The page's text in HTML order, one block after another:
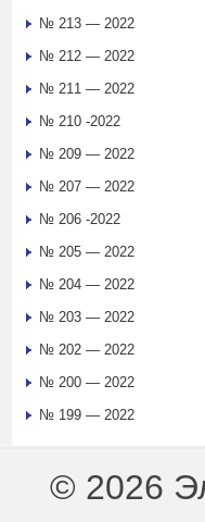
№ 213 — 2022
№ 212 — 2022
№ 211 — 2022
№ 210 -2022
№ 209 — 2022
№ 207 — 2022
№ 206 -2022
№ 205 — 2022
№ 204 — 2022
№ 203 — 2022
№ 202 — 2022
№ 200 — 2022
№ 199 — 2022
© 2026